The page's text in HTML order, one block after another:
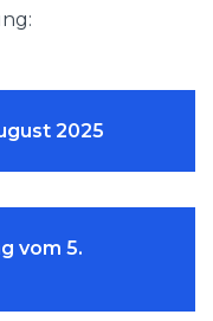
2025
vom 5.